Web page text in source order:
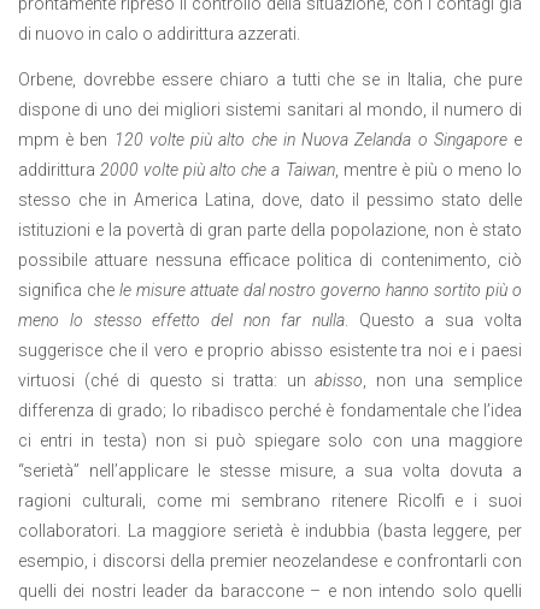
prontamente ripreso il controllo della situazione, con i contagi già
di nuovo in calo o addirittura azzerati.
Orbene, dovrebbe essere chiaro a tutti che se in Italia, che pure
dispone di uno dei migliori sistemi sanitari al mondo, il numero di
mpm è ben 120 volte più alto che in Nuova Zelanda o Singaporee
addirittura 2000 volte più alto che a Taiwan, mentre è più o meno lo
stesso che in America Latina, dove, dato il pessimo stato delle
istituzioni e la povertà di gran parte della popolazione, non è stato
possibile attuare nessuna efficace politica di contenimento, ciò
significa che le misure attuate dal nostro governo hanno sortito più o
meno lo stesso effetto del non far nulla. Questo a sua volta
suggerisce che il vero e proprio abisso esistente tra noi e i paesi
virtuosi (ché di questo si tratta: unabisso , non una semplice
differenza di grado; lo ribadisco perché è fondamentale che l’idea
ci entri in testa) non si può spiegare solo con una maggiore
“serietà” nell’applicare le stesse misure, a sua volta dovuta a
ragioni culturali, come mi sembrano ritenere Ricolfi e i suoi
collaboratori. La maggiore serietà è indubbia (basta leggere, per
esempio, i discorsi della premier neozelandese e confrontarli con
quelli dei nostri leader da baraccone – e non intendo solo quelli